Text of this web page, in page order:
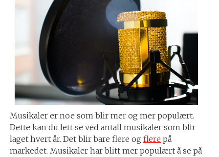
Musikaler er noe som blir mer og mer populært.
Dette kan du lett se ved antall musikaler som blir
laget hvert år. Det blir bare flere og flere på
markedet. Musikaler har blitt mer populært å se på